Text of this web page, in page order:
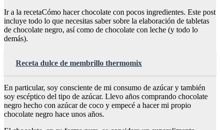
Ir a la recetaCómo hacer chocolate con pocos ingredientes. Este post
incluye todo lo que necesitas saber sobre la elaboración de tabletas
de chocolate negro, así como de chocolate con leche (y todo lo
demás).
Receta dulce de membrillo thermomix
En particular, soy consciente de mi consumo de azúcar y también
soy escéptico del tipo de azúcar. Llevo años comprando chocolate
negro hecho con azúcar de coco y empecé a hacer mi propio
chocolate negro hace unos años.